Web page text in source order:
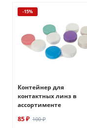
-15%
Контейнер для
контактных линз в
ассортименте
85 ₽ 100 ₽